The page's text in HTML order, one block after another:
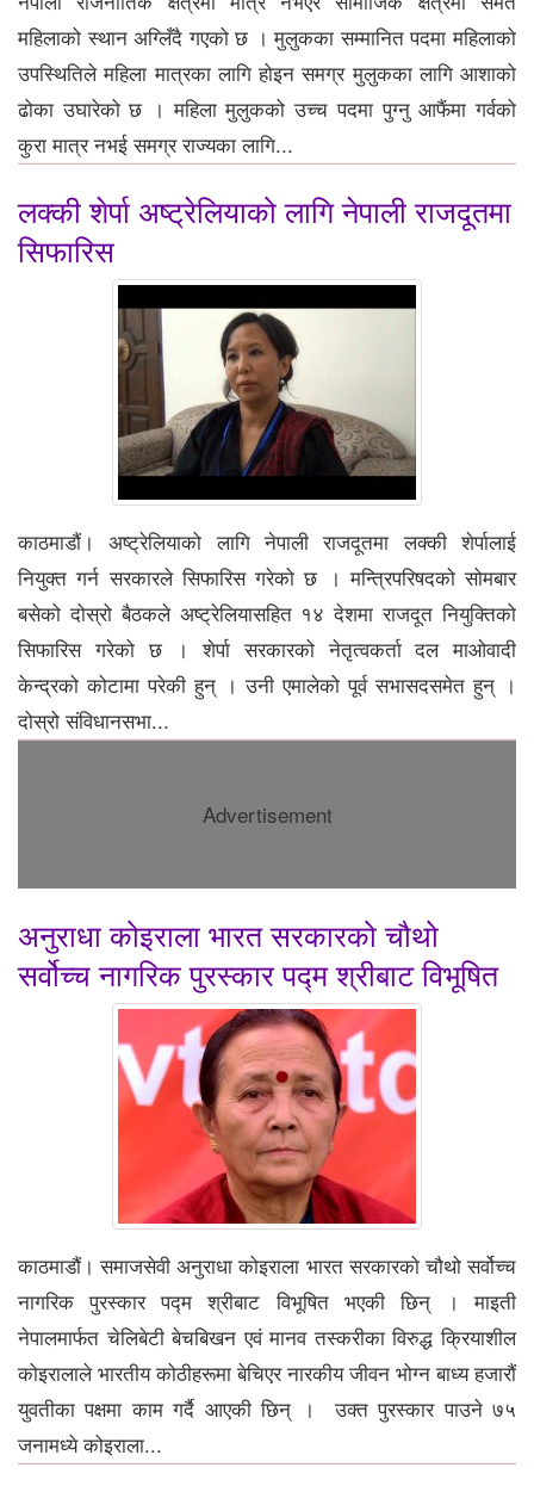
महिलाको स्थान अग्लिँदै गएको छ । मुलुकका सम्मानित पदमा महिलाको
उपस्थितिले महिला मात्रका लागि होइन समग्र मुलुकका लागि आशाको
ढोका उघारेको छ । महिला मुलुकको उच्च पदमा पुग्नु आफैंमा गर्वको
कुरा मात्र नभई समग्र राज्यका लागि...
लक्की शेर्पा अष्ट्रेलियाको लागि नेपाली राजदूतमा
सिफारिस
काठमाडौं। अष्ट्रेलियाको लागि नेपाली राजदूतमा लक्की शेर्पालाई
नियुक्त गर्न सरकारले सिफारिस गरेको छ । मन्त्रिपरिषदको सोमबार
बसेको दोस्रो बैठकले अष्ट्रेलियासहित १४ देशमा राजदूत नियुक्तिको
सिफारिस गरेको छ । शेर्पा सरकारको नेतृत्वकर्ता दल माओवादी
केन्द्रको कोटामा परेकी हुन् । उनी एमालेको पूर्व सभासदसमेत हुन् ।
दोस्रो संविधानसभा...
Advertisement
अनुराधा कोइराला भारत सरकारको चौथो
सर्वोच्च नागरिक पुरस्कार पद्म श्रीबाट विभूषित
काठमाडौं। समाजसेवी अनुराधा कोइराला भारत सरकारको चौथो सर्वोच्च
नागरिक पुरस्कार पद्म श्रीबाट विभूषित भएकी छिन् । माइती
नेपालमार्फत चेलिबेटी बेचबिखन एवं मानव तस्करीका विरुद्ध क्रियाशील
कोइरालाले भारतीय कोठीहरूमा बेचिएर नारकीय जीवन भोग्न बाध्य हजारौं
युवतीका पक्षमा काम गर्दै आएकी छिन् । उक्त पुरस्कार पाउने ७५
जनामध्ये कोइराला...